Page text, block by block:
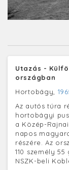
Utazás -
országban
Hortobágy,
Az autós túra
hortobágyi
a Közép-
napos
részére. Az
110 személy
NSZK-beli